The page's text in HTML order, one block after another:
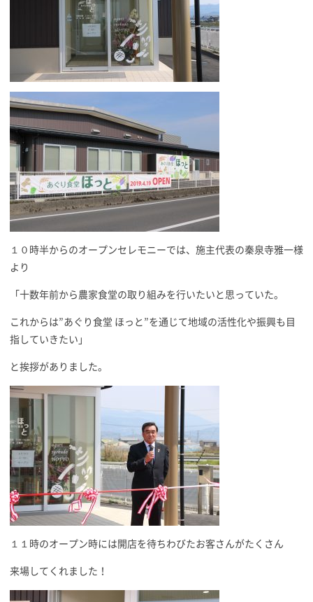
１０時半からのオープンセレモニーでは、施主代表の秦泉寺雅一様
より
「十数年前から農家食堂の取り組みを行いたいと思っていた。
これからは”あぐり食堂 ほっと”を通じて地域の活性化や振興も目
指していきたい」
と挨拶がありました。
１１時のオープン時には開店を待ちわびたお客さんがたくさん
来場してくれました！